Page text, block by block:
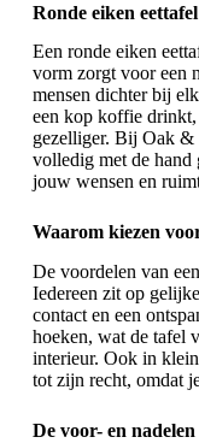
Ronde eiken
Een ronde eiken
vorm zorgt voor een
mensen dichter bij
een kop koffie drinkt,
gezelliger. Bij Oak &
volledig met de hand
jouw wensen en
Waarom kiezen
De voordelen van
Iedereen zit op
contact en een
hoeken, wat de tafel
interieur. Ook in
tot zijn recht, omdat
De voor- en